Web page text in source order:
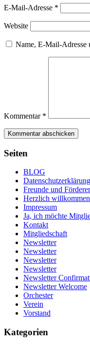
E-Mail-Adresse *
Website
Name, E-Mail-Adresse
Kommentar *
Seiten
BLOG
Datenschutzerklärung
Freunde und
Herzlich willkommen
Impressum
Ja, ich möchte
Kontakt
Mitgliedschaft
Newsletter
Newsletter
Newsletter
Newsletter
Newsletter
Newsletter Welcome
Orchester
Verein
Vorstand
Kategorien